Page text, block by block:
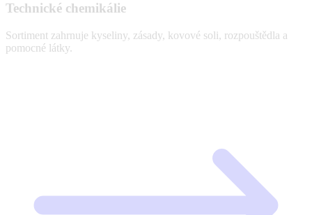
Technické chemikálie
Sortiment zahrnuje kyseliny, zásady, kovové soli, rozpouštědla a
pomocné látky.